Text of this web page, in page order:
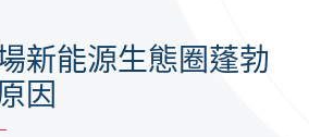
新能源生態圈蓬勃
因